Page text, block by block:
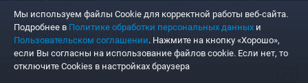
Конов В.А.
Номер телефона редакции СМИ сетевого издания
«www.sportbox.ru»: +7 (495) 653 8419
Адрес электронной почты редакции СМИ сетевого издания
«www.sportbox.ru»: editor@sportbox.ru
Мы используем файлы Сookie для корректной работы веб-сайта.
Подробнее в Политике обработки персональных данных и
Пользовательском соглашении. Нажмите на кнопку «Хорошо»,
если Вы согласны на использование файлов cookie. Если нет, то
отключите Cookies в настройках браузера